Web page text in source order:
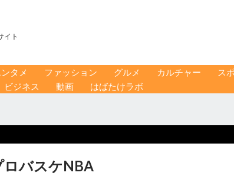
イト
タメ ファッション グルメ カルチャー
ス
ビジネス 動画 はばたけラボ
ロバスケNBA